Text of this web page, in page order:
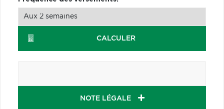
CALCULER
NOTE LÉGALE